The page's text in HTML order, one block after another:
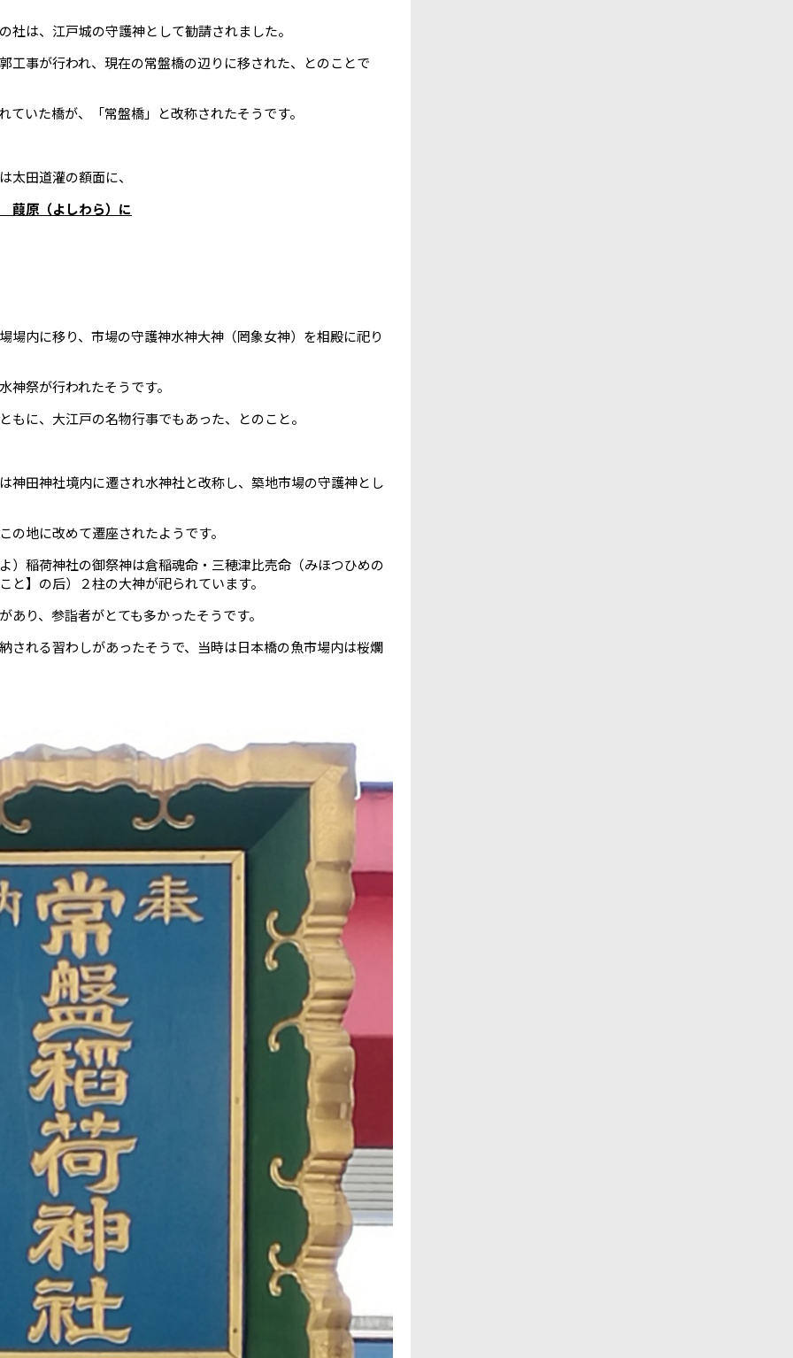
社は、江戸城の守護神として勧請されました。
工事が行われ、現在の常盤橋の辺りに移された、とのことで
いた橋が、「常盤橋」と改称されたそうです。
太田道灌の額面に、
原（よしわら）に
内に移り、市場の守護神水神大神（罔象女神）を相殿に祀り
祭が行われたそうです。
もに、大江戸の名物行事でもあった、とのこと。
神田神社境内に遷され水神社と改称し、築地市場の守護神とし
地に改めて遷座されたようです。
）稲荷神社の御祭神は倉稲魂命・三穂津比売命（みほつひめの
】の后）２柱の大神が祀られています。
り、参詣者がとても多かったそうです。
される習わしがあったそうで、当時は日本橋の魚市場内は桜爛